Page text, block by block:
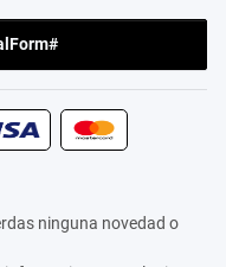
ninguna novedad o